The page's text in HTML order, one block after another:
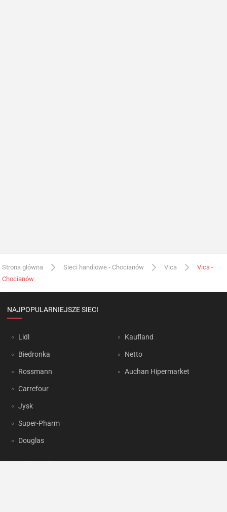
Strona główna Sieci handlowe - Chocianów Vica
Vica -
Chocianów
NAJPOPULARNIEJSZE SIECI
Lidl
Biedronka
Rossmann
Carrefour
Jysk
Super-Pharm
Douglas
Kaufland
Netto
Auchan Hipermarket
OKAZJUM.PL